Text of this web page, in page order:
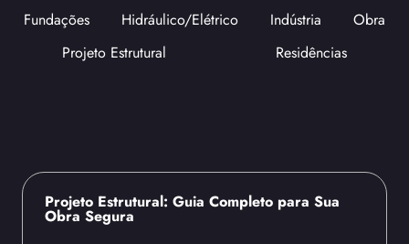
Fundações
Hidráulico/Elétrico Indústria
Obra
Projeto Estrutural
Residências
Projeto Estrutural: Guia Completo para Sua
Obra Segura